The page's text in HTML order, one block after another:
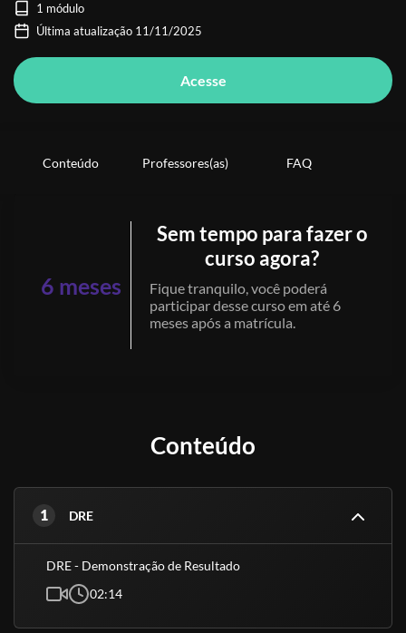
1 módulo
Última atualização 11/11/2025
Acesse
Conteúdo Professores(as) FAQ
6 meses
Sem tempo para fazer o
curso agora?
Fique tranquilo, você poderá
participar desse curso em até 6
meses após a matrícula.
Conteúdo
1 DRE
DRE - Demonstração de Resultado
02:14